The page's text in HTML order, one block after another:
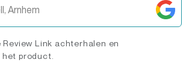
Link achterhalen en
product.